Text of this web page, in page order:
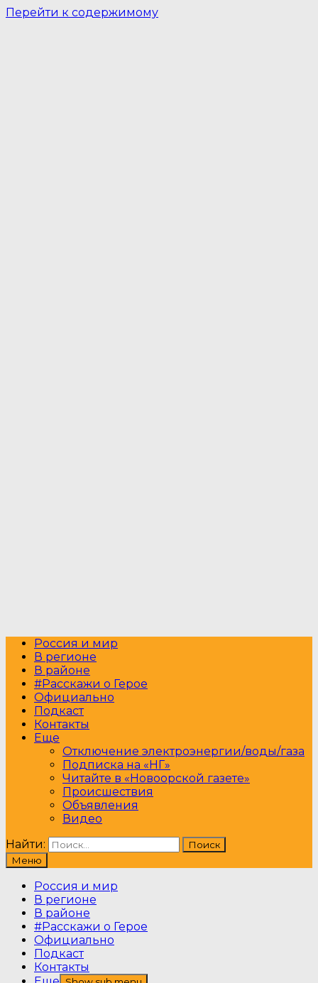
Перейти к содержимому
Россия и мир
В регионе
В районе
#Расскажи о Герое
Официально
Подкаст
Контакты
Еще
Отключение электроэнергии/воды/газа
Подписка на «НГ»
Читайте в «Новоорской газете»
Происшествия
Объявления
Видео
Найти:
Меню
Россия и мир
В регионе
В районе
#Расскажи о Герое
Официально
Подкаст
Контакты